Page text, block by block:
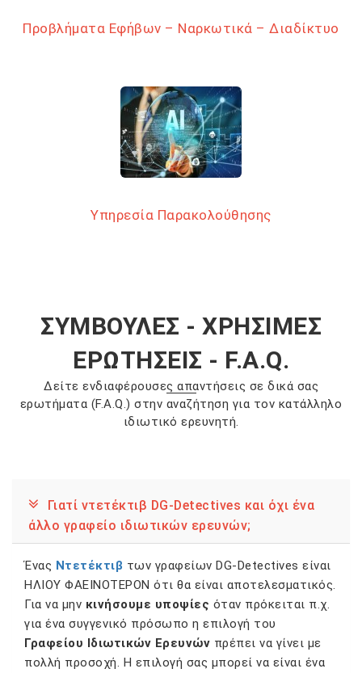
Προβλήματα Εφήβων – Ναρκωτικά – Διαδίκτυο
Υπηρεσία Παρακολούθησης
ΣΥΜΒΟΥΛΕΣ - ΧΡΗΣΙΜΕΣ
ΕΡΩΤΗΣΕΙΣ - F.A.Q.
Δείτε ενδιαφέρουσες απαντήσεις σε δικά σας
ερωτήματα (F.A.Q.) στην αναζήτηση για τον κατάλληλο
ιδιωτικό ερευνητή.
Γιατί ντετέκτιβ DG-Detectives και όχι ένα
άλλο γραφείο ιδιωτικών ερευνών;
Ένας Ντετέκτιβ των γραφείων DG-Detectives είναι
ΗΛΙΟΥ ΦΑΕΙΝΟΤΕΡΟΝ ότι θα είναι αποτελεσματικός.
Για να μην κινήσουμε υποψίες όταν πρόκειται π.χ.
για ένα συγγενικό πρόσωπο η επιλογή του
Γραφείου Ιδιωτικών Ερευνών πρέπει να γίνει με
πολλή προσοχή. Η επιλογή σας μπορεί να είναι ένα